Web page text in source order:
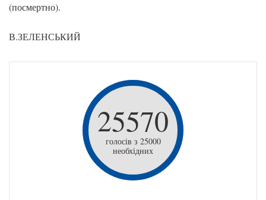
(посмертно).
В.ЗЕЛЕНСЬКИЙ
25570
голосів з 25000
необхідних